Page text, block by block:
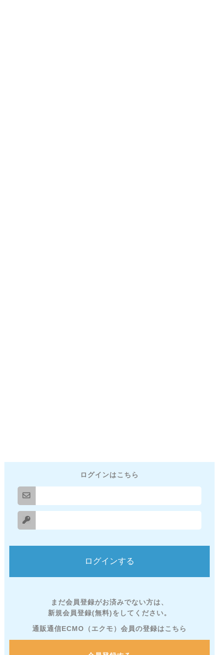
ログインはこちら
まだ会員登録がお済みでない方は、
新規会員登録(無料)をしてください。
通販通信ECMO（エクモ）会員の登録はこちら